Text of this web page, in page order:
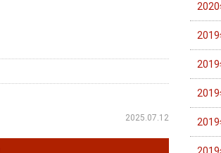
2025.07.12